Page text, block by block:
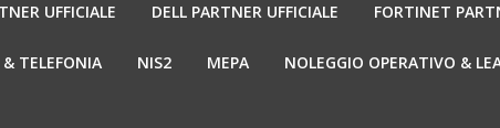
UFFICIALE DELL PARTNER UFFICIALE FORTINET
TELEFONIA NIS2 MEPA NOLEGGIO OPERATIVO &